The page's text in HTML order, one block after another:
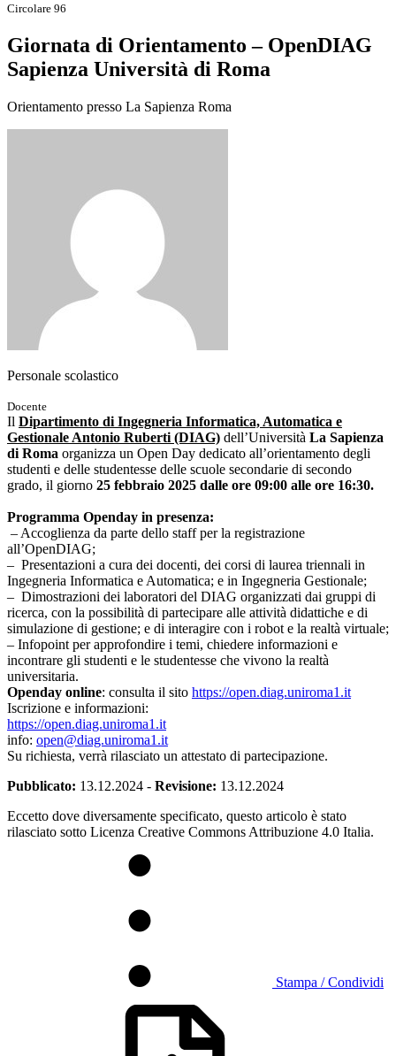
Circolare 96
Giornata di Orientamento – OpenDIAG
Sapienza Università di Roma
Orientamento presso La Sapienza Roma
Personale scolastico
Docente
Il Dipartimento di Ingegneria Informatica, Automatica e
Gestionale Antonio Ruberti (DIAG) dell’Università La Sapienza
di Roma organizza un Open Day dedicato all’orientamento degli
studenti e delle studentesse delle scuole secondarie di secondo
grado, il giorno 25 febbraio 2025 dalle ore 09:00 alle ore 16:30.
Programma Openday in presenza:
– Accoglienza da parte dello staff per la registrazione
all’OpenDIAG;
– Presentazioni a cura dei docenti, dei corsi di laurea triennali in
Ingegneria Informatica e Automatica; e in Ingegneria Gestionale;
– Dimostrazioni dei laboratori del DIAG organizzati dai gruppi di
ricerca, con la possibilità di partecipare alle attività didattiche e di
simulazione di gestione; e di interagire con i robot e la realtà virtuale;
– Infopoint per approfondire i temi, chiedere informazioni e
incontrare gli studenti e le studentesse che vivono la realtà
universitaria.
Openday online: consulta il sito https://open.diag.uniroma1.it
Iscrizione e informazioni:
https://open.diag.uniroma1.it
info: open@diag.uniroma1.it
Su richiesta, verrà rilasciato un attestato di partecipazione.
Pubblicato: 13.12.2024 - Revisione: 13.12.2024
Eccetto dove diversamente specificato, questo articolo è stato
rilasciato sotto Licenza Creative Commons Attribuzione 4.0 Italia.
Stampa / Condividi